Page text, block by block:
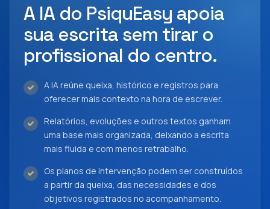
A IA do PsiquEasy apoia
sua escrita sem tirar o
profissional do centro.
A IA reúne queixa, histórico e registros para
oferecer mais contexto na hora de escrever.
Relatórios, evoluções e outros textos ganham
uma base mais organizada, deixando a escrita
mais fluida e com menos retrabalho.
Os planos de intervenção podem ser construídos
a partir da queixa, das necessidades e dos
objetivos registrados no acompanhamento.